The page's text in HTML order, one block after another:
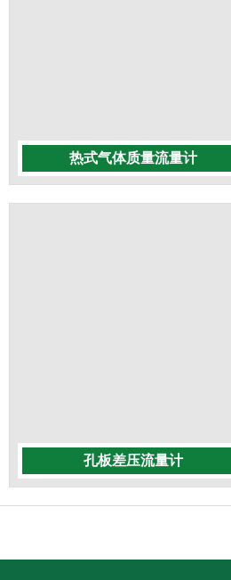
热式气体质量流量计
孔板差压流量计